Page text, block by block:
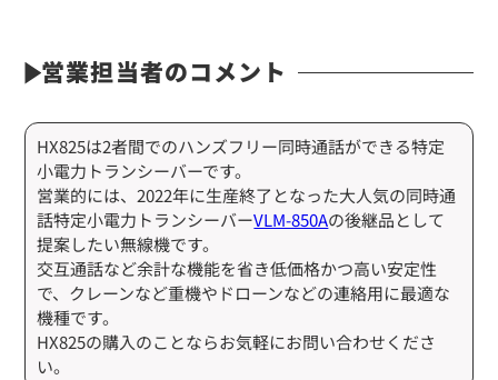
営業担当者のコメント
HX825は2者間でのハンズフリー同時通話ができる特定
小電力トランシーバーです。
営業的には、2022年に生産終了となった大人気の同時通
話特定小電力トランシーバーVLM-850Aの後継品として
提案したい無線機です。
交互通話など余計な機能を省き低価格かつ高い安定性
で、クレーンなど重機やドローンなどの連絡用に最適な
機種です。
HX825の購入のことならお気軽にお問い合わせくださ
い。